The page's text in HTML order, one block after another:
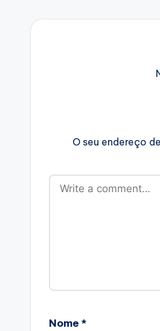
O seu endereço
Nome *